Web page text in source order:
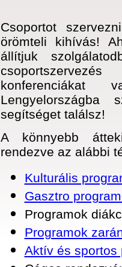
Csoportot
örömteli kihívás!
állítjuk
konferenciákat
Lengyelországba
segítséget találsz!
A könnyebb
rendezve az alábbi
Kulturális
Gasztro
Programok
Programok
Aktív és sportos